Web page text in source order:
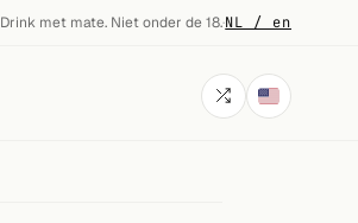
Drink met mate. Niet onder de 18.·NL / en